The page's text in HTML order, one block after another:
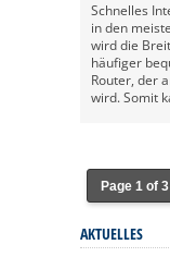
Schnelles
in den
wird die
häufiger
Router, der
wird. Somit
Page 1 of 3
AKTUELLES